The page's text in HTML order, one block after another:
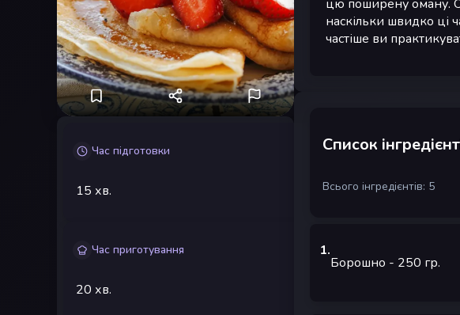
Час підготовки
15 хв.
Час приготування
20 хв.
цю поширену оману.
наскільки швидко ці
частіше ви
Список
Всього інгредієнтів: 5
1.
Борошно - 250 гр.